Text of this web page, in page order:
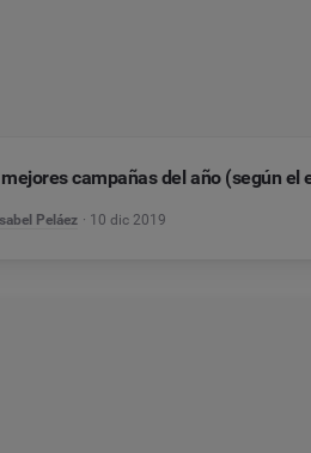
campañas del año (según el
Isabel Peláez 10 dic 2019